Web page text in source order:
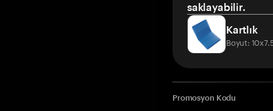
saklayabilir.
Kartlık
Boyut:
Promosyon Kodu